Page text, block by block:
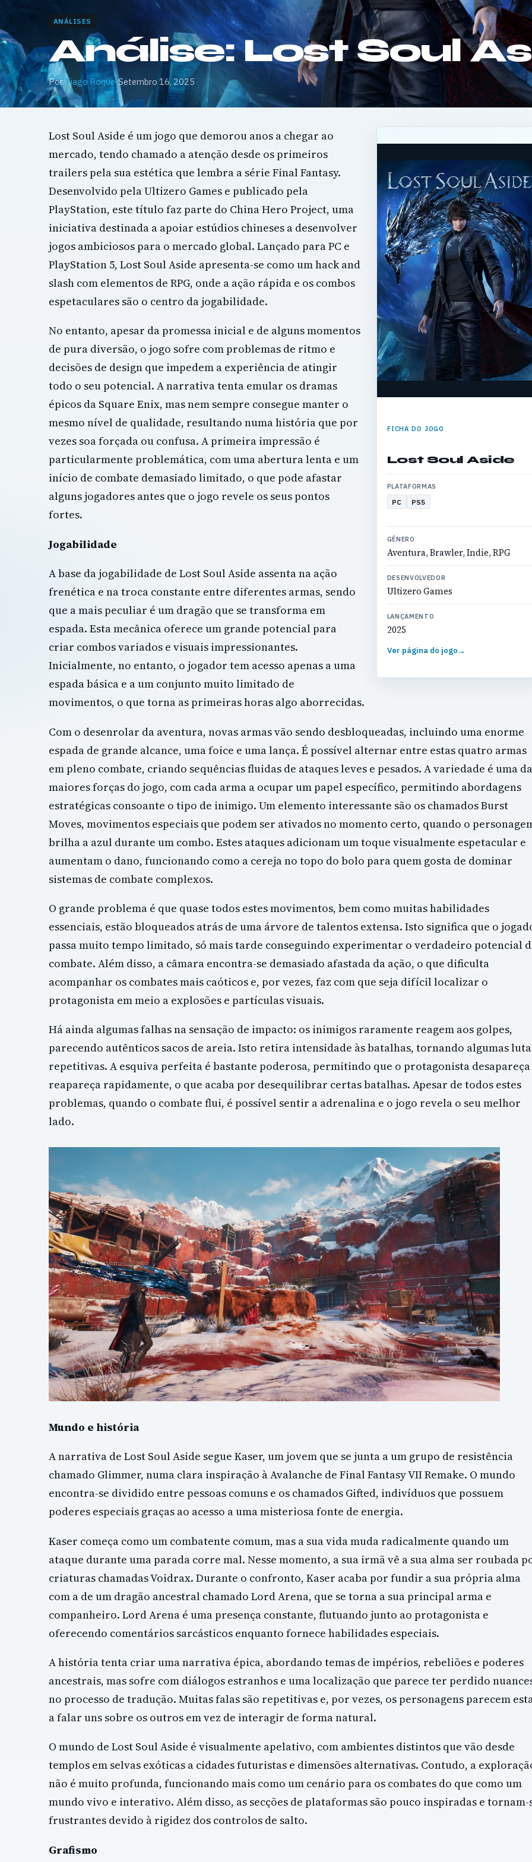
ANÁLISES
Análise: Lost Soul
PorTiago Roque·Setembro 16, 2025
FICHA DO JOGO
Lost Soul Aside
PLATAFORMAS
PC PS5
GÉNERO
Aventura, Brawler, Indie, RPG
DESENVOLVEDOR
Ultizero Games
LANÇAMENTO
2025
Ver página do jogo→
Lost Soul Aside é um jogo que demorou anos a chegar ao
mercado, tendo chamado a atenção desde os primeiros
trailers pela sua estética que lembra a série Final Fantasy.
Desenvolvido pela Ultizero Games e publicado pela
PlayStation, este título faz parte do China Hero Project, uma
iniciativa destinada a apoiar estúdios chineses a desenvolver
jogos ambiciosos para o mercado global. Lançado para PC e
PlayStation 5, Lost Soul Aside apresenta-se como um hack and
slash com elementos de RPG, onde a ação rápida e os combos
espetaculares são o centro da jogabilidade.
No entanto, apesar da promessa inicial e de alguns momentos
de pura diversão, o jogo sofre com problemas de ritmo e
decisões de design que impedem a experiência de atingir
todo o seu potencial. A narrativa tenta emular os dramas
épicos da Square Enix, mas nem sempre consegue manter o
mesmo nível de qualidade, resultando numa história que por
vezes soa forçada ou confusa. A primeira impressão é
particularmente problemática, com uma abertura lenta e um
início de combate demasiado limitado, o que pode afastar
alguns jogadores antes que o jogo revele os seus pontos
fortes.
Jogabilidade
A base da jogabilidade de Lost Soul Aside assenta na ação
frenética e na troca constante entre diferentes armas, sendo
que a mais peculiar é um dragão que se transforma em
espada. Esta mecânica oferece um grande potencial para
criar combos variados e visuais impressionantes.
Inicialmente, no entanto, o jogador tem acesso apenas a uma
espada básica e a um conjunto muito limitado de
movimentos, o que torna as primeiras horas algo aborrecidas.
Com o desenrolar da aventura, novas armas vão sendo desbloqueadas, incluindo uma enorme
espada de grande alcance, uma foice e uma lança. É possível alternar entre estas quatro armas
em pleno combate, criando sequências fluidas de ataques leves e pesados. A variedade é uma
maiores forças do jogo, com cada arma a ocupar um papel específico, permitindo abordagens
estratégicas consoante o tipo de inimigo. Um elemento interessante são os chamados Burst
Moves, movimentos especiais que podem ser ativados no momento certo, quando o
brilha a azul durante um combo. Estes ataques adicionam um toque visualmente espetacular e
aumentam o dano, funcionando como a cereja no topo do bolo para quem gosta de dominar
sistemas de combate complexos.
O grande problema é que quase todos estes movimentos, bem como muitas habilidades
essenciais, estão bloqueados atrás de uma árvore de talentos extensa. Isto significa que o
passa muito tempo limitado, só mais tarde conseguindo experimentar o verdadeiro potencial
combate. Além disso, a câmara encontra-se demasiado afastada da ação, o que dificulta
acompanhar os combates mais caóticos e, por vezes, faz com que seja difícil localizar o
protagonista em meio a explosões e partículas visuais.
Há ainda algumas falhas na sensação de impacto: os inimigos raramente reagem aos golpes,
parecendo autênticos sacos de areia. Isto retira intensidade às batalhas, tornando algumas
repetitivas. A esquiva perfeita é bastante poderosa, permitindo que o protagonista desapareça
reapareça rapidamente, o que acaba por desequilibrar certas batalhas. Apesar de todos estes
problemas, quando o combate flui, é possível sentir a adrenalina e o jogo revela o seu melhor
lado.
Mundo e história
A narrativa de Lost Soul Aside segue Kaser, um jovem que se junta a um grupo de resistência
chamado Glimmer, numa clara inspiração à Avalanche de Final Fantasy VII Remake. O mundo
encontra-se dividido entre pessoas comuns e os chamados Gifted, indivíduos que possuem
poderes especiais graças ao acesso a uma misteriosa fonte de energia.
Kaser começa como um combatente comum, mas a sua vida muda radicalmente quando um
ataque durante uma parada corre mal. Nesse momento, a sua irmã vê a sua alma ser roubada
criaturas chamadas Voidrax. Durante o confronto, Kaser acaba por fundir a sua própria alma
com a de um dragão ancestral chamado Lord Arena, que se torna a sua principal arma e
companheiro. Lord Arena é uma presença constante, flutuando junto ao protagonista e
oferecendo comentários sarcásticos enquanto fornece habilidades especiais.
A história tenta criar uma narrativa épica, abordando temas de impérios, rebeliões e poderes
ancestrais, mas sofre com diálogos estranhos e uma localização que parece ter perdido
no processo de tradução. Muitas falas são repetitivas e, por vezes, os personagens parecem
a falar uns sobre os outros em vez de interagir de forma natural.
O mundo de Lost Soul Aside é visualmente apelativo, com ambientes distintos que vão desde
templos em selvas exóticas a cidades futuristas e dimensões alternativas. Contudo, a
não é muito profunda, funcionando mais como um cenário para os combates do que como um
mundo vivo e interativo. Além disso, as secções de plataformas são pouco inspiradas e tornam-
frustrantes devido à rigidez dos controlos de salto.
Grafismo